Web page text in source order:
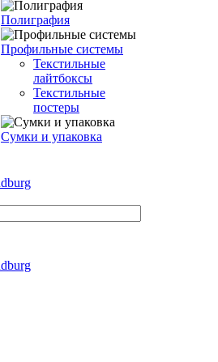
Полиграфия
Профильные системы
Текстильные
лайтбоксы
Текстильные
постеры
Сумки и упаковка